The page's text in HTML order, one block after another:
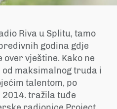
Riva u Splitu, tamo
godina gdje
vještine. Kako ne
maksimalnog truda i
talentom, po
tražila tuđe